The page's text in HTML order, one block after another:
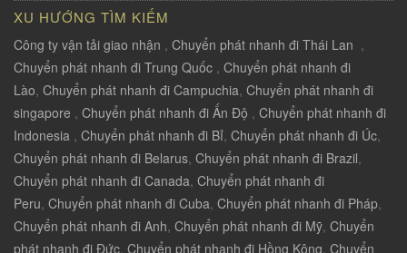
XU HƯỚNG TÌM KIẾM
Công ty vận tải giao nhận , Chuyển phát nhanh đi Thái Lan ,
Chuyển phát nhanh đi Trung Quốc , Chuyển phát nhanh đi
Lào, Chuyển phát nhanh đi Campuchia, Chuyển phát nhanh đi
singapore , Chuyển phát nhanh đi Ấn Độ , Chuyển phát nhanh đi
Indonesia , Chuyển phát nhanh đi Bỉ, Chuyển phát nhanh đi Úc,
Chuyển phát nhanh đi Belarus, Chuyển phát nhanh đi Brazil,
Chuyển phát nhanh đi Canada, Chuyển phát nhanh đi
Peru, Chuyển phát nhanh đi Cuba, Chuyển phát nhanh đi Pháp,
Chuyển phát nhanh đi Anh, Chuyển phát nhanh đi Mỹ, Chuyển
phát nhanh đi Đức, Chuyển phát nhanh đi Hồng Kông, Chuyển